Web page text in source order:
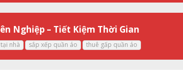
Nghiệp – Tiết Kiệm Thời Gian
nhà sắp xếp quần áo thuê gấp quần áo